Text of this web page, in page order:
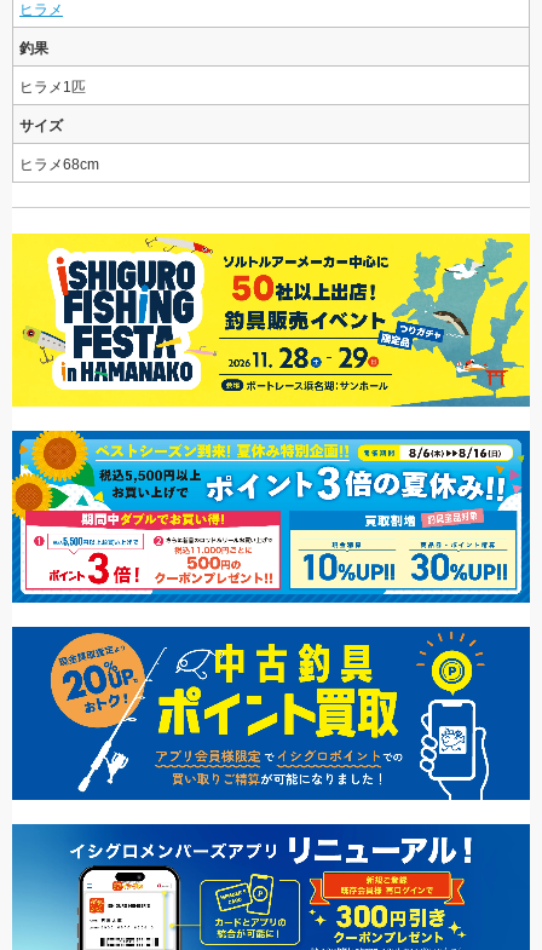
ヒラメ
釣果
ヒラメ1匹
サイズ
ヒラメ68cm